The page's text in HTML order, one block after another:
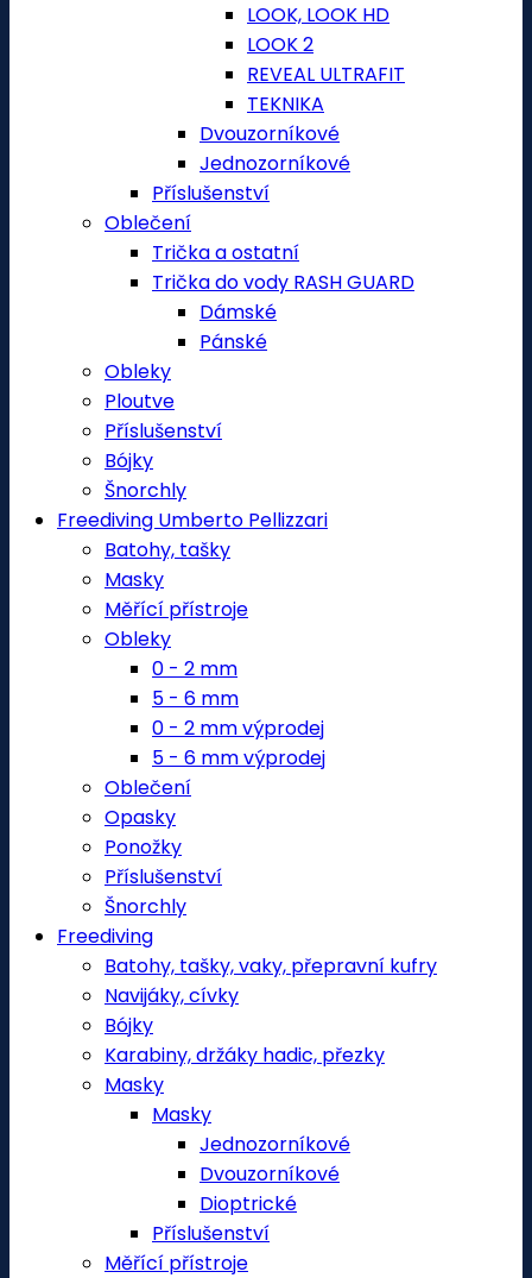
LOOK, LOOK HD
LOOK 2
REVEAL ULTRAFIT
TEKNIKA
Dvouzorníkové
Jednozorníkové
Příslušenství
Oblečení
Trička a ostatní
Trička do vody RASH GUARD
Dámské
Pánské
Obleky
Ploutve
Příslušenství
Bójky
Šnorchly
Freediving Umberto Pellizzari
Batohy, tašky
Masky
Měřící přístroje
Obleky
0 - 2 mm
5 - 6 mm
0 - 2 mm výprodej
5 - 6 mm výprodej
Oblečení
Opasky
Ponožky
Příslušenství
Šnorchly
Freediving
Batohy, tašky, vaky, přepravní kufry
Navijáky, cívky
Bójky
Karabiny, držáky hadic, přezky
Masky
Masky
Jednozorníkové
Dvouzorníkové
Dioptrické
Příslušenství
Měřící přístroje